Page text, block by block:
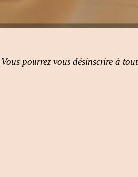
pourrez vous désinscrire à tout